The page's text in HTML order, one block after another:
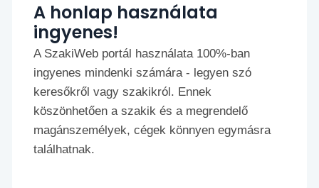
A honlap használata
ingyenes!
A SzakiWeb portál használata 100%-ban
ingyenes mindenki számára - legyen szó
keresőkről vagy szakikról. Ennek
köszönhetően a szakik és a megrendelő
magánszemélyek, cégek könnyen egymásra
találhatnak.